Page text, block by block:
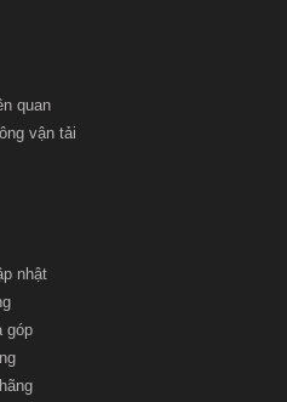
quan
vận tải
nhật
góp